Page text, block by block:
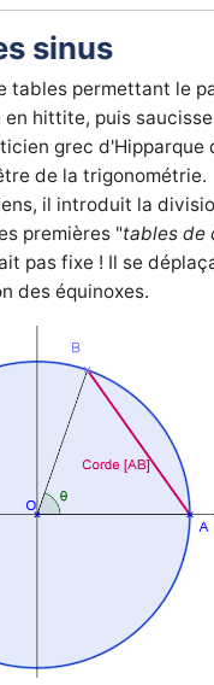
sinus
permettant le
hittite, puis
grec
de la trigonométrie.
il introduit la
premières "tables de
pas fixe ! Il se
des équinoxes.